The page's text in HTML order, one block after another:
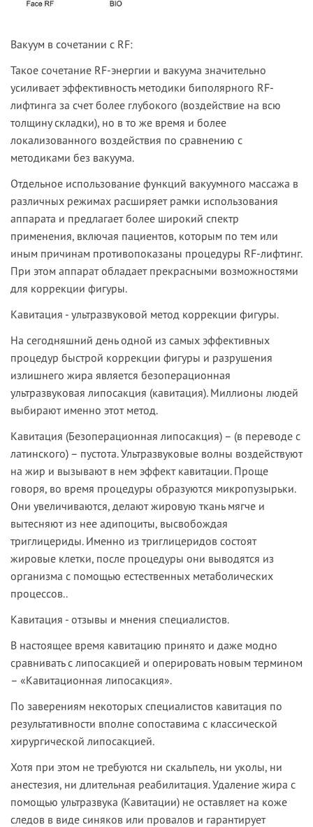
Вакуум в сочетании с RF:
Такое сочетание RF-энергии и вакуума значительно
усиливает эффективность методики биполярного RF-
лифтинга за счет более глубокого (воздействие на всю
толщину складки), но в то же время и более
локализованного воздействия по сравнению с
методиками без вакуума.
Отдельное использование функций вакуумного массажа в
различных режимах расширяет рамки использования
аппарата и предлагает более широкий спектр
применения, включая пациентов, которым по тем или
иным причинам противопоказаны процедуры RF-лифтинг.
При этом аппарат обладает прекрасными возможностями
для коррекции фигуры.
Кавитация - ультразвуковой метод коррекции фигуры.
На сегодняшний день одной из самых эффективных
процедур быстрой коррекции фигуры и разрушения
излишнего жира является безоперационная
ультразвуковая липосакция (кавитация). Миллионы людей
выбирают именно этот метод.
Кавитация (Безоперационная липосакция) – (в переводе с
латинского) – пустота. Ультразвуковые волны воздействуют
на жир и вызывают в нем эффект кавитации. Проще
говоря, во время процедуры образуются микропузырьки.
Они увеличиваются, делают жировую ткань мягче и
вытесняют из нее адипоциты, высвобождая
триглицериды. Именно из триглицеридов состоят
жировые клетки, после процедуры они выводятся из
организма с помощью естественных метаболических
процессов..
Кавитация - отзывы и мнения специалистов.
В настоящее время кавитацию принято и даже модно
сравнивать с липосакцией и оперировать новым термином
– «Кавитационная липосакция».
По заверениям некоторых специалистов кавитация по
результативности вполне сопоставима с классической
хирургической липосакцией.
Хотя при этом не требуются ни скальпель, ни уколы, ни
анестезия, ни длительная реабилитация. Удаление жира с
помощью ультразвука (Кавитации) не оставляет на коже
следов в виде синяков или провалов и гарантирует